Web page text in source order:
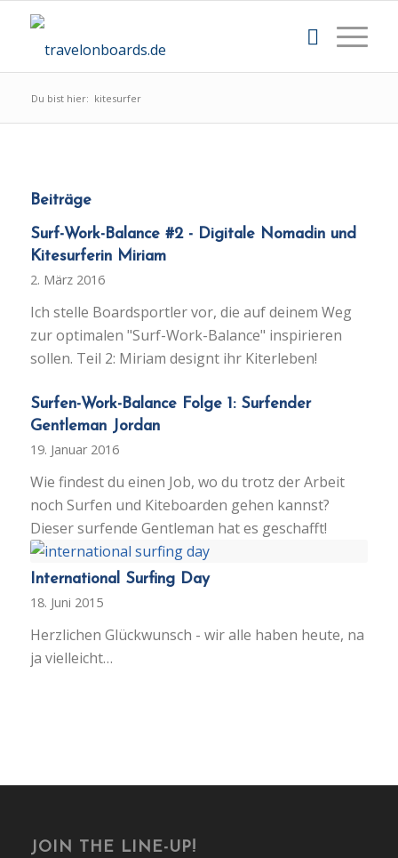
Du bist hier: kitesurfer
Beiträge
Surf-Work-Balance #2 - Digitale Nomadin und
Kitesurferin Miriam
2. März 2016
Ich stelle Boardsportler vor, die auf deinem Weg
zur optimalen "Surf-Work-Balance" inspirieren
sollen. Teil 2: Miriam designt ihr Kiterleben!
Surfen-Work-Balance Folge 1: Surfender
Gentleman Jordan
19. Januar 2016
Wie findest du einen Job, wo du trotz der Arbeit
noch Surfen und Kiteboarden gehen kannst?
Dieser surfende Gentleman hat es geschafft!
International Surfing Day
18. Juni 2015
Herzlichen Glückwunsch - wir alle haben heute, na
ja vielleicht…
JOIN THE LINE-UP!